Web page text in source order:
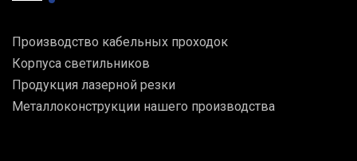
Производство кабельных проходок
Корпуса светильников
Продукция лазерной резки
Металлоконструкции нашего производства